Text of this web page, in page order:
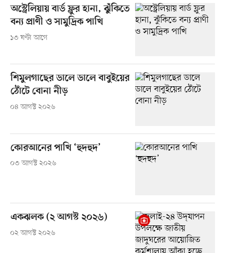
অস্ট্রেলিয়ায় বার্ড ফ্লুর হানা, ঝুঁকিতে
বন্য প্রাণী ও সামুদ্রিক পাখি
১৩ ঘণ্টা আগে
শিমুলগাছের ডালে ডালে বাবুইয়ের
ঠোঁটে বোনা নীড়
০৪ আগস্ট ২০২৬
কোরআনের পাখি ‘হুদহুদ’
০৩ আগস্ট ২০২৬
একঝলক (২ আগস্ট ২০২৬)
০২ আগস্ট ২০২৬